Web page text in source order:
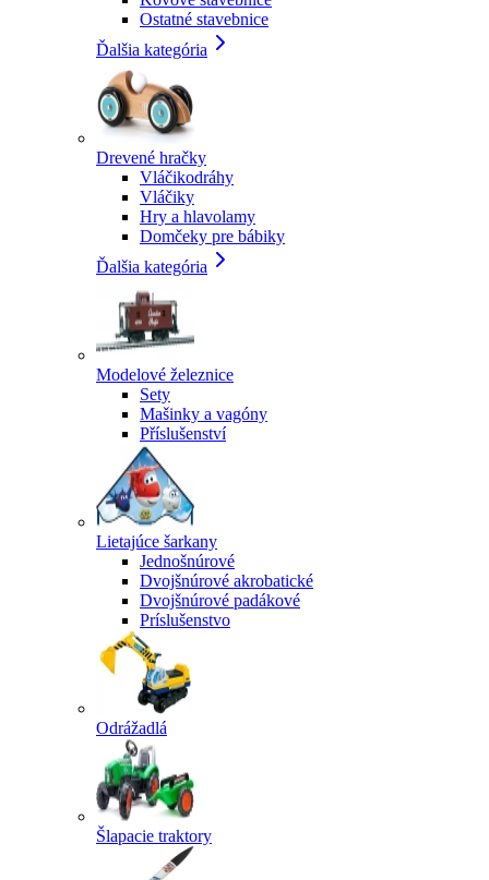
Ostatné stavebnice
Ďalšia kategória
Drevené hračky
Vláčikodráhy
Vláčiky
Hry a hlavolamy
Domčeky pre bábiky
Ďalšia kategória
Modelové železnice
Sety
Mašinky a vagóny
Příslušenství
Lietajúce šarkany
Jednošnúrové
Dvojšnúrové akrobatické
Dvojšnúrové padákové
Príslušenstvo
Odrážadlá
Šlapacie traktory